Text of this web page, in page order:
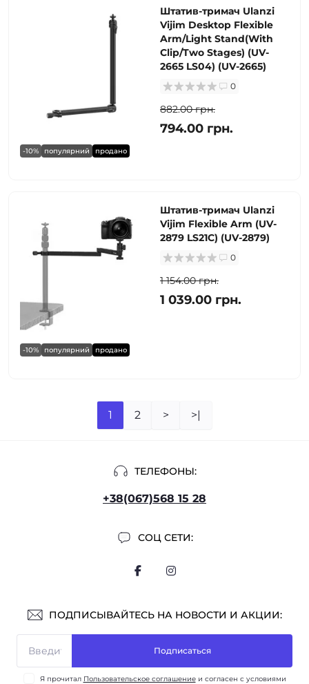
-10% популярний продано
Штатив-тримач Ulanzi
Vijim Desktop Flexible
Arm/Light Stand(With
Clip/Two Stages) (UV-
2665 LS04) (UV-2665)
0
882.00 грн.
794.00 грн.
-10% популярний продано
Штатив-тримач Ulanzi
Vijim Flexible Arm (UV-
2879 LS21C) (UV-2879)
0
1 154.00 грн.
1 039.00 грн.
1 2 > >|
ТЕЛЕФОНЫ:
+38(067)568 15 28
СОЦ СЕТИ:
ПОДПИСЫВАЙТЕСЬ НА НОВОСТИ И АКЦИИ:
Подписаться
Я прочитал Пользовательское соглашениеи согласен с условиями